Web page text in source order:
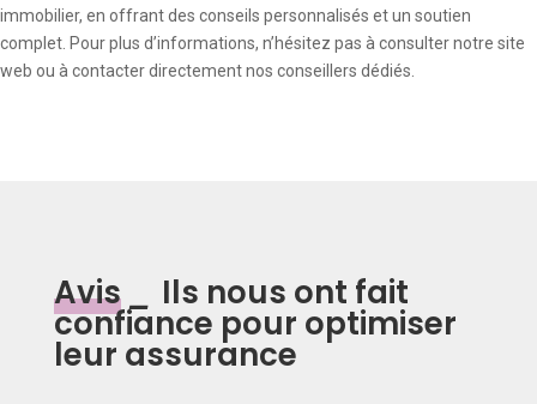
immobilier, en offrant des conseils personnalisés et un soutien
complet. Pour plus d’informations, n’hésitez pas à consulter notre site
web ou à contacter directement nos conseillers dédiés.
Avis _ Ils nous ont fait
confiance pour optimiser
leur assurance